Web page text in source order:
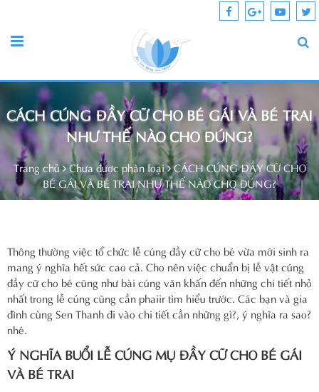
CÁCH CÚNG ĐẦY CỮ CHO BÉ GÁI VÀ BÉ TRAI
NHƯ THẾ NÀO CHO ĐÚNG?
Trang chủ Chưa được phân loại CÁCH CÚNG ĐẦY CỮ CHO
BÉ GÁI VÀ BÉ TRAI NHƯ THẾ NÀO CHO ĐÚNG?
Thông thường việc tổ chức lễ cúng đầy cữ cho bé vừa mới sinh ra
mang ý nghĩa hết sức cao cả. Cho nên việc chuẩn bị lễ vật cúng
đầy cữ cho bé cũng như bài cúng văn khấn đến những chi tiết nhỏ
nhất trong lễ cúng cũng cần phaiir tìm hiểu trước. Các bạn và gia
đình cùng Sen Thanh đi vào chi tiết cần những gì?, ý nghĩa ra sao?
nhé.
Ý NGHĨA BUỔI LỄ CÚNG MỤ ĐẦY CỮ CHO BÉ GÁI
VÀ BÉ TRAI